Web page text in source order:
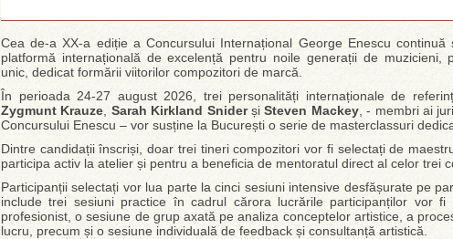
Cea de-a XX-a ediție a Concursului Internațional George Enescu
platformă internațională de excelență pentru noile generații de muzicieni,
unic, dedicat formării viitorilor compozitori de marcă.
În perioada 24-27 august 2026, trei personalități internaționale de
Zygmunt Krauze Sarah Kirkland SniderșiSteven Mackey, - membri ai
Concursului Enescu – vor susține la București o serie de masterclassuri
Dintre candidații înscriși, doar trei tineri compozitori vor fi selectați de
participa activ la atelier și pentru a beneficia de mentoratul direct al celor trei
Participanții selectați vor lua parte la cinci sesiuni intensive desfășurate pe
include trei sesiuni practice în cadrul cărora lucrările participanților vor fi
profesionist, o sesiune de grup axată pe analiza conceptelor artistice, a
lucru, precum și o sesiune individuală de feedback și consultanță artistică.